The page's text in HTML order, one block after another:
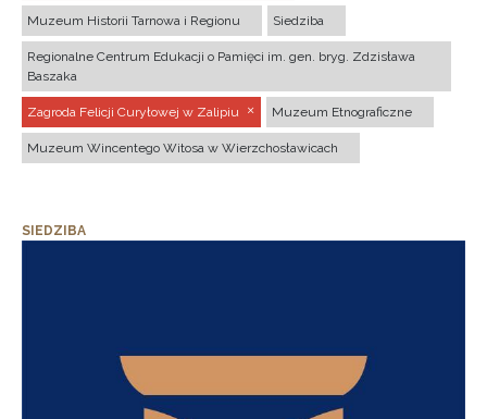
Muzeum Historii Tarnowa i Regionu Siedziba
Regionalne Centrum Edukacji o Pamięci im. gen. bryg. Zdzisława
Baszaka
Zagroda Felicji Curyłowej w Zalipiu Muzeum Etnograficzne
Muzeum Wincentego Witosa w Wierzchosławicach
SIEDZIBA